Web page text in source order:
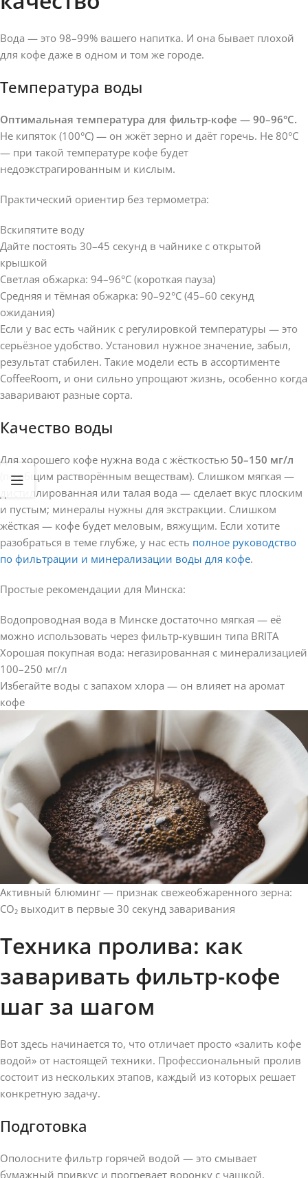
Вода — это 98–99% вашего напитка. И она бывает плохой
для кофе даже в одном и том же городе.
Температура воды
Оптимальная температура для фильтр-кофе — 90–96°C.
Не кипяток (100°C) — он жжёт зерно и даёт горечь. Не 80°C
— при такой температуре кофе будет
недоэкстрагированным и кислым.
Практический ориентир без термометра:
Вскипятите воду
Дайте постоять 30–45 секунд в чайнике с открытой
крышкой
Светлая обжарка: 94–96°C (короткая пауза)
Средняя и тёмная обжарка: 90–92°C (45–60 секунд
ожидания)
Если у вас есть чайник с регулировкой температуры — это
серьёзное удобство. Установил нужное значение, забыл,
результат стабилен. Такие модели есть в ассортименте
CoffeeRoom, и они сильно упрощают жизнь, особенно когда
заваривают разные сорта.
Качество воды
Для хорошего кофе нужна вода с жёсткостью 50–150 мг/л
(по общим растворённым веществам). Слишком мягкая —
дистиллированная или талая вода — сделает вкус плоским
и пустым; минералы нужны для экстракции. Слишком
жёсткая — кофе будет меловым, вяжущим. Если хотите
разобраться в теме глубже, у нас есть полное руководство
по фильтрации и минерализации воды для кофе.
Простые рекомендации для Минска:
Водопроводная вода в Минске достаточно мягкая — её
можно использовать через фильтр-кувшин типа BRITA
Хорошая покупная вода: негазированная с минерализацией
100–250 мг/л
Избегайте воды с запахом хлора — он влияет на аромат
кофе
Активный блюминг — признак свежеобжаренного зерна:
CO₂ выходит в первые 30 секунд заваривания
Техника пролива: как
заваривать фильтр-кофе
шаг за шагом
Вот здесь начинается то, что отличает просто «залить кофе
водой» от настоящей техники. Профессиональный пролив
состоит из нескольких этапов, каждый из которых решает
конкретную задачу.
Подготовка
Ополосните фильтр горячей водой — это смывает
бумажный привкус и прогревает воронку с чашкой.